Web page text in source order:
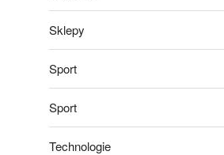
Sklepy
Sport
Sport
Technologie